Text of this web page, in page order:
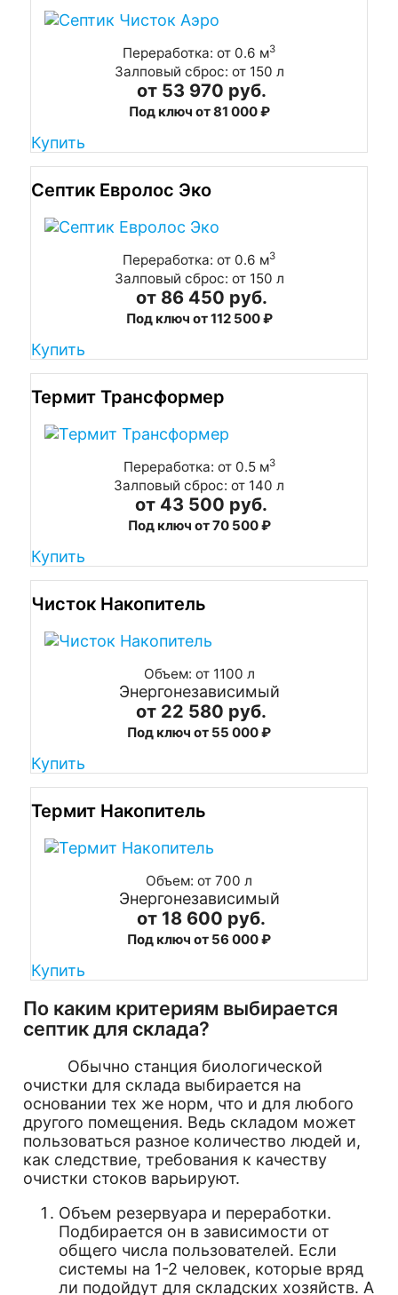
Переработка: от 0.6 м3
Залповый сброс: от 150 л
от 53 970 руб.
Под ключ от 81 000 ₽
Купить
Септик Евролос Эко
Переработка: от 0.6 м3
Залповый сброс: от 150 л
от 86 450 руб.
Под ключ от 112 500 ₽
Купить
Термит Трансформер
Переработка: от 0.5 м3
Залповый сброс: от 140 л
от 43 500 руб.
Под ключ от 70 500 ₽
Купить
Чисток Накопитель
Объем: от 1100 л
Энергонезависимый
от 22 580 руб.
Под ключ от 55 000 ₽
Купить
Термит Накопитель
Объем: от 700 л
Энергонезависимый
от 18 600 руб.
Под ключ от 56 000 ₽
Купить
По каким критериям выбирается
септик для склада?
Обычно станция биологической
очистки для склада выбирается на
основании тех же норм, что и для любого
другого помещения. Ведь складом может
пользоваться разное количество людей и,
как следствие, требования к качеству
очистки стоков варьируют.
Объем резервуара и переработки.
Подбирается он в зависимости от
общего числа пользователей. Если
системы на 1-2 человек, которые вряд
ли подойдут для складских хозяйств. А